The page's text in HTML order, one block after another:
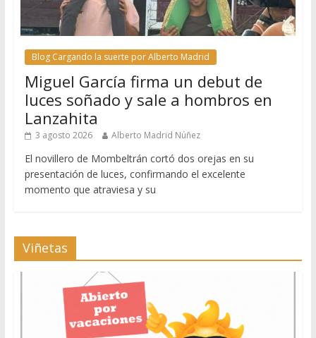
Blog Cargando la suerte por Alberto Madrid
Miguel García firma un debut de
luces soñado y sale a hombros en
Lanzahita
3 agosto 2026 Alberto Madrid Núñez
El novillero de Mombeltrán cortó dos orejas en su
presentación de luces, confirmando el excelente
momento que atraviesa y su
Viñetas